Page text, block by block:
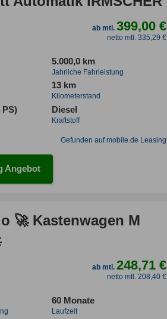
ab mtl.399,00 €
netto mtl. 335,29 €
5.000,0 km
Jahrliche Fahrleistung
13 km
Kilometerstand
PS) Diesel
Kraftstoff
Gefunden auf mobile.de Leasing
Angebot
🚀 Kastenwagen M
ab mtl.248,71 €
netto mtl. 208,40 €
60 Monate
Laufzeit